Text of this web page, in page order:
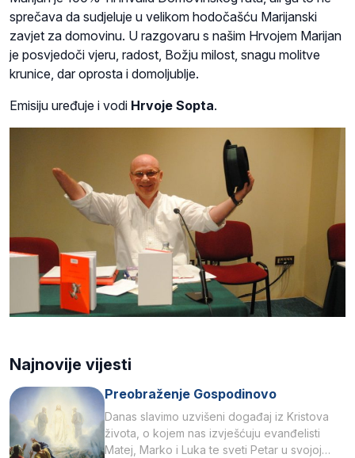
sprečava da sudjeluje u velikom hodočašću Marijanski
zavjet za domovinu. U razgovaru s našim Hrvojem Marijan
je posvjedoči vjeru, radost, Božju milost, snagu molitve
krunice, dar oprosta i domoljublje.
Emisiju uređuje i vodi Hrvoje Sopta.
Najnovije vijesti
Preobraženje Gospodinovo
Danas slavimo uzvišeni događaj iz Kristova
života, o kojem nas izvješćuju evanđelisti
Matej, Marko i Luka te sveti Petar u svojoj